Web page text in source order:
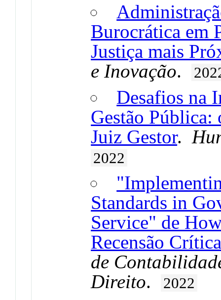
Burocrática em
Justiça mais
e Inovação.
Desafios na
Gestão
Juiz Gestor.
2022
Standards in
Service" de
Recensão
de
Direito. 2022